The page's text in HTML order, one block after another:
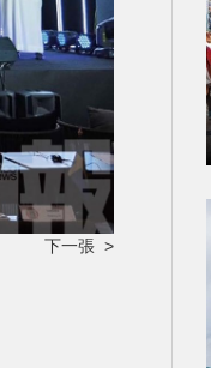
下一張 >